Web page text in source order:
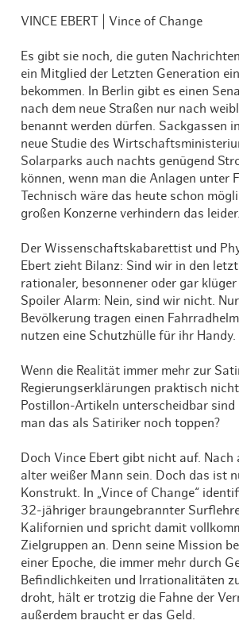
VINCE EBERT | Vince of Change
Es gibt sie noch, die guten
ein Mitglied der Letzten Generation
bekommen. In Berlin gibt es einen
nach dem neue Straßen nur nach
benannt werden dürfen. Sackgassen
neue Studie des
Solarparks auch nachts genügend
können, wenn man die Anlagen unter
Technisch wäre das heute schon
großen Konzerne verhindern das leider.
Der Wissenschaftskabarettist und
Ebert zieht Bilanz: Sind wir in den
rationaler, besonnener oder gar klüger
Spoiler Alarm: Nein, sind wir nicht.
Bevölkerung tragen einen
nutzen eine Schutzhülle für ihr Handy.
Wenn die Realität immer mehr zur
Regierungserklärungen praktisch
Postillon-Artikeln unterscheidbar sind
man das als Satiriker noch toppen?
Doch Vince Ebert gibt nicht auf. Nach
alter weißer Mann sein. Doch das ist
Konstrukt. In „Vince of Change“
32-jähriger braungebrannter
Kalifornien und spricht damit
Zielgruppen an. Denn seine Mission
einer Epoche, die immer mehr durch
Befindlichkeiten und Irrationalitäten
droht, hält er trotzig die Fahne der
außerdem braucht er das Geld.